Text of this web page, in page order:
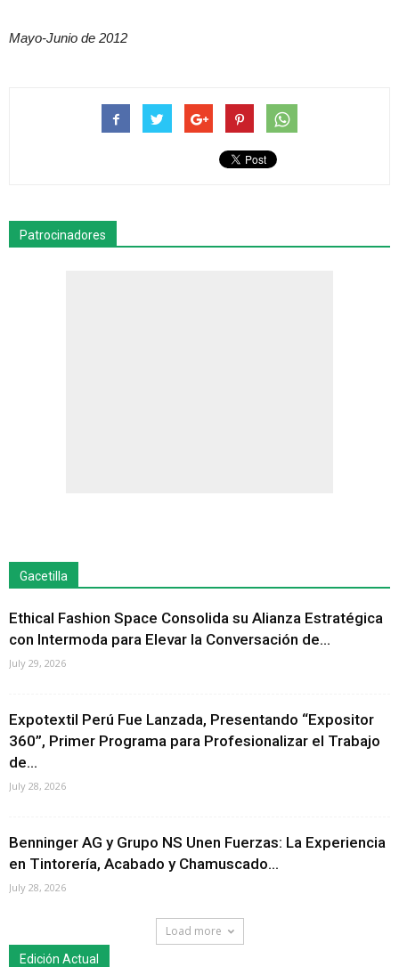
Mayo-Junio de 2012
Patrocinadores
Gacetilla
Ethical Fashion Space Consolida su Alianza Estratégica
con Intermoda para Elevar la Conversación de...
July 29, 2026
Expotextil Perú Fue Lanzada, Presentando “Expositor
360”, Primer Programa para Profesionalizar el Trabajo
de...
July 28, 2026
Benninger AG y Grupo NS Unen Fuerzas: La Experiencia
en Tintorería, Acabado y Chamuscado...
July 28, 2026
Load more
Edición Actual